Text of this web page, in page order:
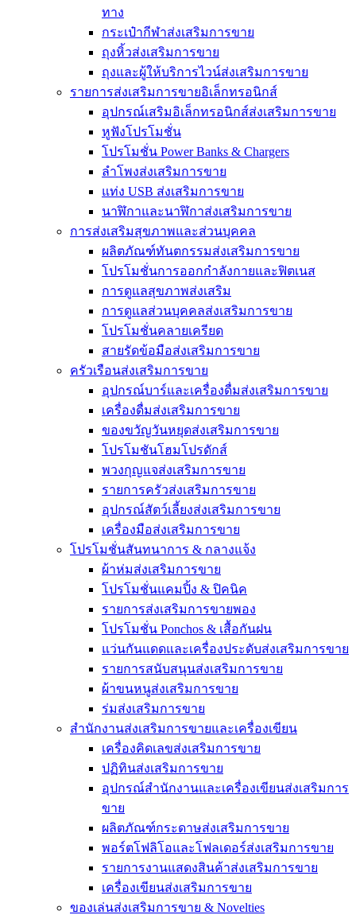
ทาง
กระเป๋ากีฬาส่งเสริมการขาย
ถุงหิ้วส่งเสริมการขาย
ถุงและผู้ให้บริการไวน์ส่งเสริมการขาย
รายการส่งเสริมการขายอิเล็กทรอนิกส์
อุปกรณ์เสริมอิเล็กทรอนิกส์ส่งเสริมการขาย
หูฟังโปรโมชั่น
โปรโมชั่น Power Banks & Chargers
ลำโพงส่งเสริมการขาย
แท่ง USB ส่งเสริมการขาย
นาฬิกาและนาฬิกาส่งเสริมการขาย
การส่งเสริมสุขภาพและส่วนบุคคล
ผลิตภัณฑ์ทันตกรรมส่งเสริมการขาย
โปรโมชั่นการออกกำลังกายและฟิตเนส
การดูแลสุขภาพส่งเสริม
การดูแลส่วนบุคคลส่งเสริมการขาย
โปรโมชั่นคลายเครียด
สายรัดข้อมือส่งเสริมการขาย
ครัวเรือนส่งเสริมการขาย
อุปกรณ์บาร์และเครื่องดื่มส่งเสริมการขาย
เครื่องดื่มส่งเสริมการขาย
ของขวัญวันหยุดส่งเสริมการขาย
โปรโมชันโฮมโปรดักส์
พวงกุญแจส่งเสริมการขาย
รายการครัวส่งเสริมการขาย
อุปกรณ์สัตว์เลี้ยงส่งเสริมการขาย
เครื่องมือส่งเสริมการขาย
โปรโมชั่นสันทนาการ & กลางแจ้ง
ผ้าห่มส่งเสริมการขาย
โปรโมชั่นแคมปิ้ง & ปิคนิค
รายการส่งเสริมการขายพอง
โปรโมชั่น Ponchos & เสื้อกันฝน
แว่นกันแดดและเครื่องประดับส่งเสริมการขาย
รายการสนับสนุนส่งเสริมการขาย
ผ้าขนหนูส่งเสริมการขาย
ร่มส่งเสริมการขาย
สำนักงานส่งเสริมการขายและเครื่องเขียน
เครื่องคิดเลขส่งเสริมการขาย
ปฏิทินส่งเสริมการขาย
อุปกรณ์สำนักงานและเครื่องเขียนส่งเสริมการ
ขาย
ผลิตภัณฑ์กระดาษส่งเสริมการขาย
พอร์ตโฟลิโอและโฟลเดอร์ส่งเสริมการขาย
รายการงานแสดงสินค้าส่งเสริมการขาย
เครื่องเขียนส่งเสริมการขาย
ของเล่นส่งเสริมการขาย & Novelties